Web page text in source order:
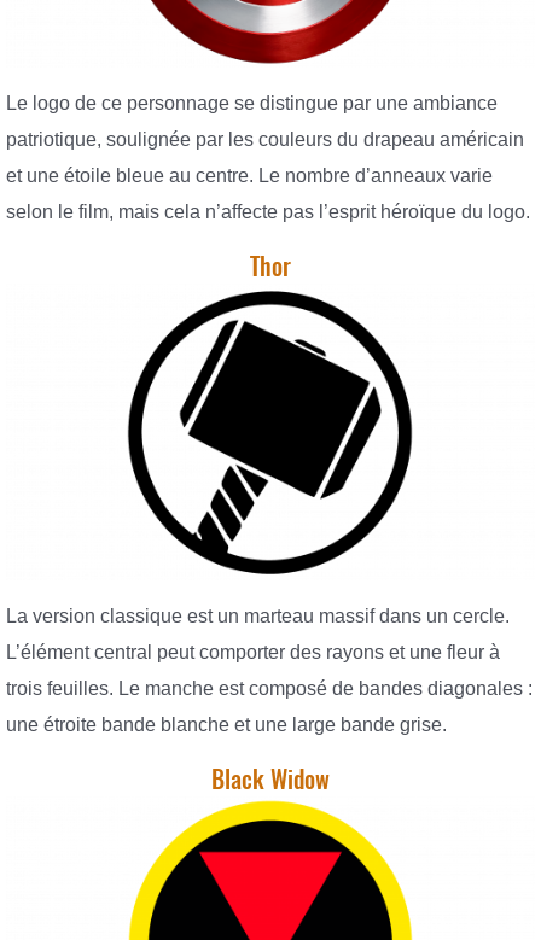
Le logo de ce personnage se distingue par une ambiance
patriotique, soulignée par les couleurs du drapeau américain
et une étoile bleue au centre. Le nombre d’anneaux varie
selon le film, mais cela n’affecte pas l’esprit héroïque du logo.
Thor
La version classique est un marteau massif dans un cercle.
L’élément central peut comporter des rayons et une fleur à
trois feuilles. Le manche est composé de bandes diagonales :
une étroite bande blanche et une large bande grise.
Black Widow